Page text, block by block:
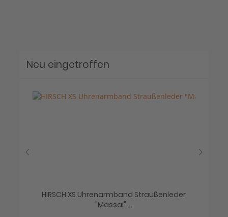
Neu eingetroffen
HIRSCH XS Uhrenarmband Straußenleder
"Massai",...